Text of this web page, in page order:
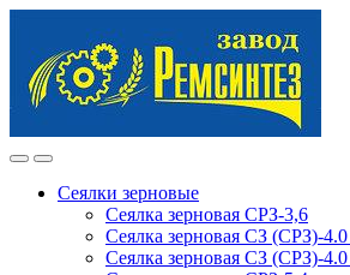
navigation
content
Сеялки зерновые
Сеялка зерновая СРЗ-3,6
Сеялка зерновая СЗ (СРЗ)-
Сеялка зерновая СЗ (СРЗ)-